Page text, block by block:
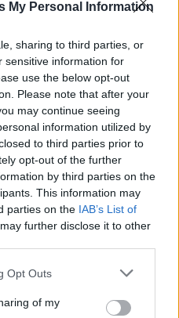
My Personal Information
sharing to third parties, or
sensitive information for
use the below opt-out
Please note that after your
may continue seeing
information utilized by
to third parties prior to
opt-out of the further
by third parties on the
This information may
parties on the IAB’s List of
further disclose it to other
uses one or more Google
behaviour. You may click to
Opt Outs
of my
για τους κωδικούς σου;